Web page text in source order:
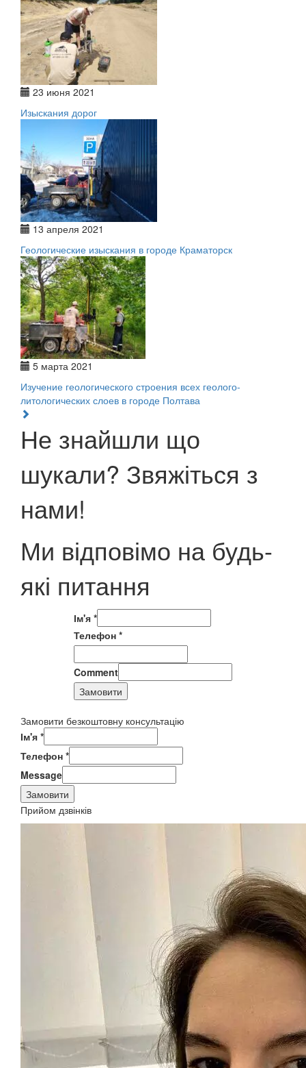
23 июня 2021
Изыскания дорог
13 апреля 2021
Геологические изыскания в городе Краматорск
5 марта 2021
Изучение геологического строения всех геолого-
литологических слоев в городе Полтава
Не знайшли що
шукали? Звяжіться з
нами!
Ми відповімо на будь-
які питання
Ім'я *
Телефон *
Comment
Замовити
Замовити безкоштовну консультацію
Ім'я *
Телефон *
Message
Замовити
Прийом дзвінків